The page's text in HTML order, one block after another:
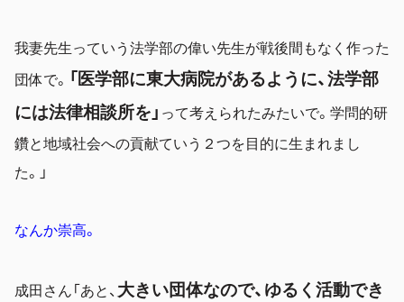
我妻先生っていう法学部の偉い先生が戦後間もなく作った
団体で。 「医学部に東大病院があるように、法学部
には法律相談所を」 って考えられたみたいで。学問的研
鑽と地域社会への貢献ていう２つを目的に生まれまし
た。」
なんか崇高。
成田さん「あと、 大きい団体なので、ゆるく活動でき